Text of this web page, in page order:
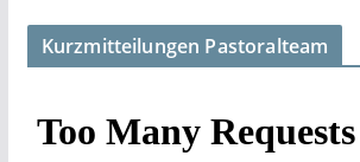
Kurzmitteilungen Pastoralteam